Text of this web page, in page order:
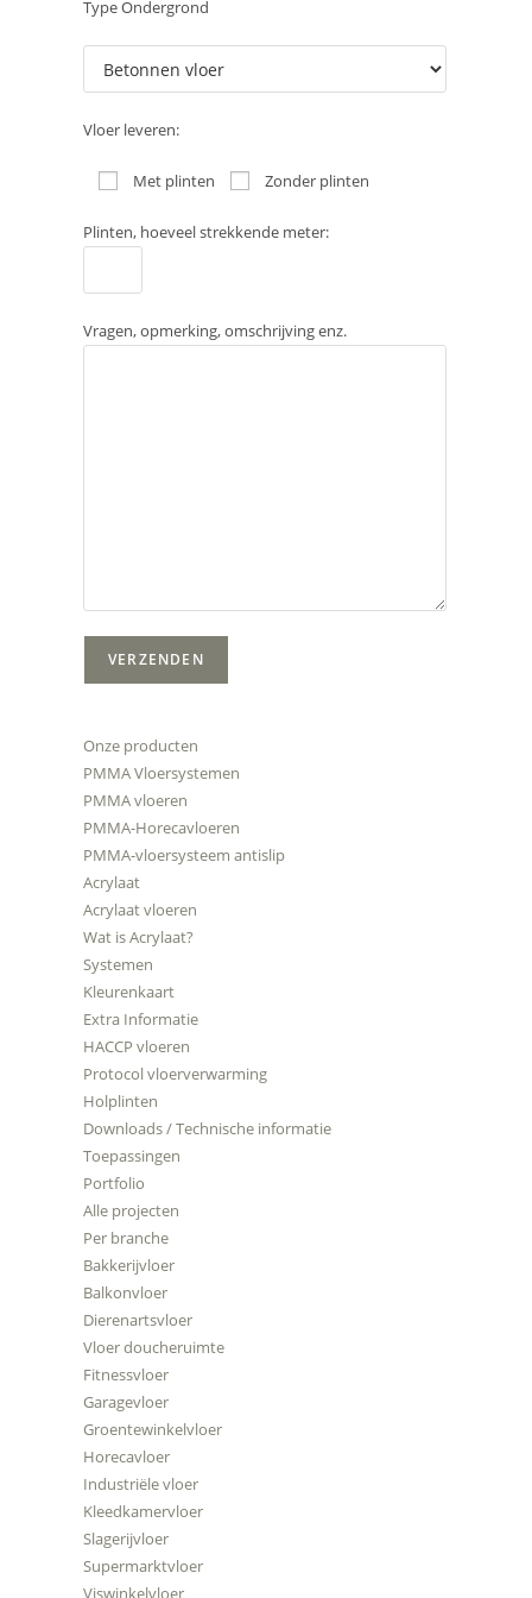
Type Ondergrond
Vloer leveren:
Met plinten Zonder plinten
Plinten, hoeveel strekkende meter:
Vragen, opmerking, omschrijving enz.
Onze producten
PMMA Vloersystemen
PMMA vloeren
PMMA-Horecavloeren
PMMA-vloersysteem antislip
Acrylaat
Acrylaat vloeren
Wat is Acrylaat?
Systemen
Kleurenkaart
Extra Informatie
HACCP vloeren
Protocol vloerverwarming
Holplinten
Downloads / Technische informatie
Toepassingen
Portfolio
Alle projecten
Per branche
Bakkerijvloer
Balkonvloer
Dierenartsvloer
Vloer doucheruimte
Fitnessvloer
Garagevloer
Groentewinkelvloer
Horecavloer
Industriële vloer
Kleedkamervloer
Slagerijvloer
Supermarktvloer
Viswinkelvloer